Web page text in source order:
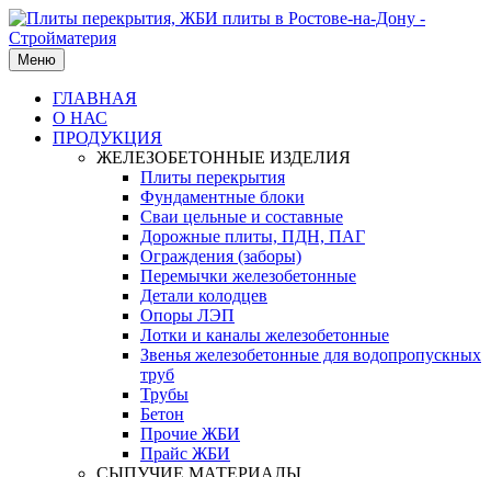
Меню
ГЛАВНАЯ
О НАС
ПРОДУКЦИЯ
ЖЕЛЕЗОБЕТОННЫЕ ИЗДЕЛИЯ
Плиты перекрытия
Фундаментные блоки
Сваи цельные и составные
Дорожные плиты, ПДН, ПАГ
Ограждения (заборы)
Перемычки железобетонные
Детали колодцев
Опоры ЛЭП
Лотки и каналы железобетонные
Звенья железобетонные для водопропускных
труб
Трубы
Бетон
Прочие ЖБИ
Прайс ЖБИ
СЫПУЧИЕ МАТЕРИАЛЫ